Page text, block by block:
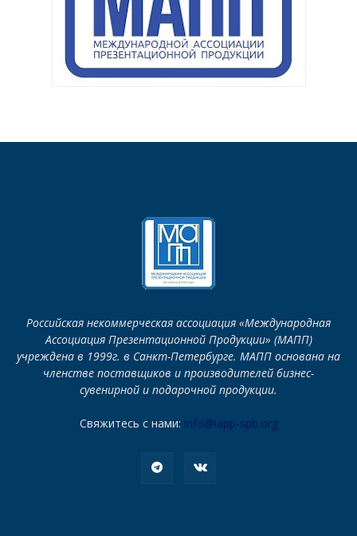
Российская некоммерческая ассоциация «Международная
Ассоциация Презентационной Продукции» (МАПП)
учреждена в 1999г. в Санкт-Петербурге. МАПП основана на
членстве поставщиков и производителей бизнес-
сувенирной и подарочной продукции.
Свяжитесь с нами: info@iapp-spb.org